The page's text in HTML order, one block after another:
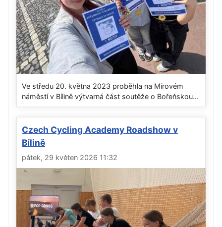
Ve středu 20. května 2023 proběhla na Mírovém
náměstí v Bílině výtvarná část soutěže o Bořeňskou...
Czech Cycling Academy Roadshow v
Bílině
pátek, 29 květen 2026 11:32